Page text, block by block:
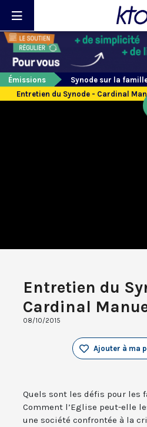
Émissions
Synode sur la
Entretien du Synode - Cardinal
Entretien du
Cardinal
08/10/2015
Ajouter à ma
Quels sont les défis pour les
Comment l’Eglise peut-elle
une société confrontée à la